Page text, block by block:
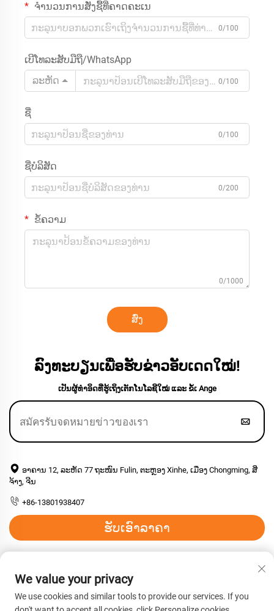
ຈຳນວນການສັ່ງຊື້ທີ່ຄາດຄະເນ
0/100
ເບີໂທລະສັບມືຖື/WhatsApp
ລະຫັດ
0/100
ຊື່
0/100
ຊື່ບໍລິສັດ
0/200
ຂໍ້ຄວາມ
0/1000
ສົ່ງ
ລົງທະບຽນເພື່ອຮັບຂ່າວອັບເດດໃໝ່!
ເປັນຜູ້ທຳອິດທີ່ຮູ້ເຖິງເຕັກໂນໂລຊີໃໝ່ ແລະ ຂໍ້ເ Ange
ອາຄານ 12, ລະຫັດ 77 ຖະໜົນ Fulin, ຕະຫຼອງ Xinhe, ເມືອງ Chongming, ສີ່
ຈ້າງ, ຈີນ
+86-13801938407
ຮັບເອົາລາຄາ
ລິຂະສິດ © 2026 ບໍລິສັດ ຊາງໄຮ້ ເຮີ່ງຢູ່ນ໌ ຢູ່ນ໌ ແມກໂຣມອເລັກຄູ້ລ໌ ແມ
We value your privacy
We use cookies and similar tools to provide our services. If you